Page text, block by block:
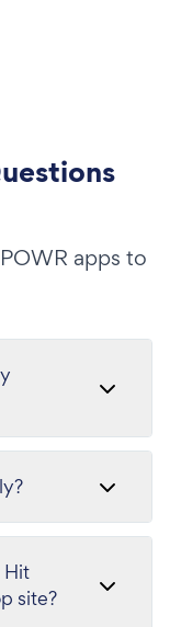
apps to
Hit
site?